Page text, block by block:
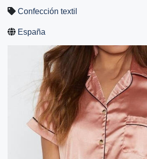
Confección textil
España